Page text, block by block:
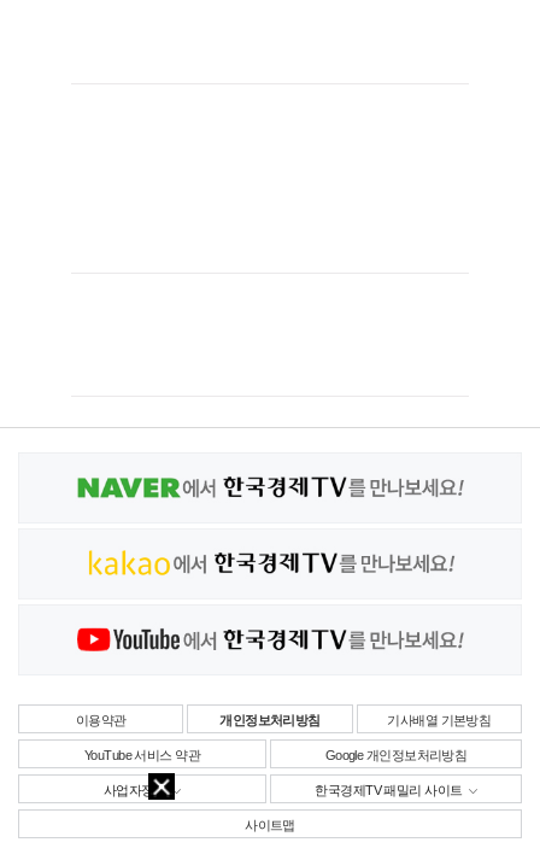
이용약관 개인정보처리방침 기사배열 기본방침
YouTube 서비스 약관 Google 개인정보처리방침
사업자정보 한국경제TV 패밀리 사이트
사이트맵